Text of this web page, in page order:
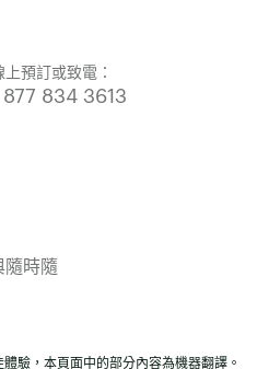
上預訂或致電：
877 834 3613
隨時隨
驗，本頁面中的部分內容為機器翻譯。